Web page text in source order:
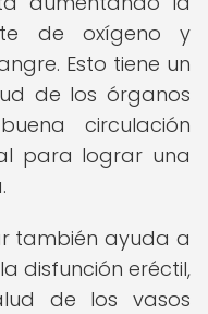
de oxígeno y
Esto tiene un
de los órganos
circulación
para lograr una
también ayuda a
disfunción eréctil,
de los vasos